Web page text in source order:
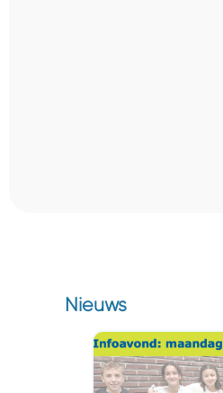
Nieuws